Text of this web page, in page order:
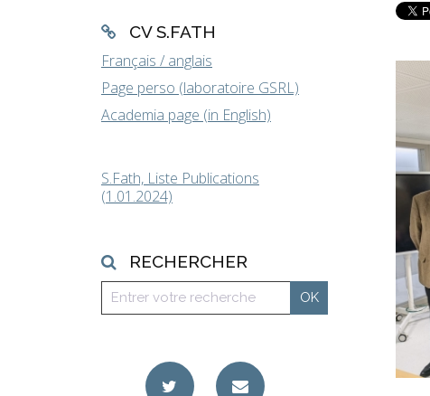
CV S.FATH
Français / anglais
Page perso (laboratoire GSRL)
Academia page (in English)
S.Fath, Liste Publications
(1.01.2024)
RECHERCHER